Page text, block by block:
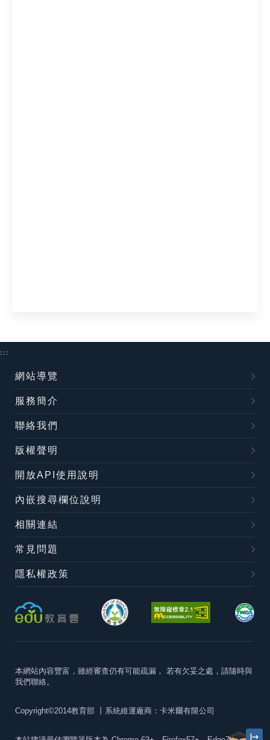
:::
網站導覽
服務簡介
聯絡我們
版權聲明
開放API使用說明
內嵌搜尋欄位說明
相關連結
常見問題
隱私權政策
本網站內容豐富，雖經審查仍有可能疏漏， 若有欠妥之處，請隨時與
我們聯絡。
Copyright©2014教育部 丨系統維運廠商：卡米爾有限公司